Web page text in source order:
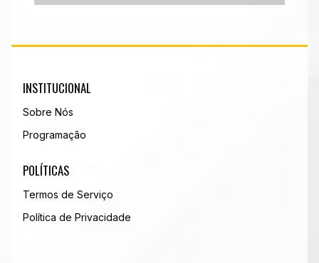
INSTITUCIONAL
Sobre Nós
Programação
POLÍTICAS
Termos de Serviço
Política de Privacidade